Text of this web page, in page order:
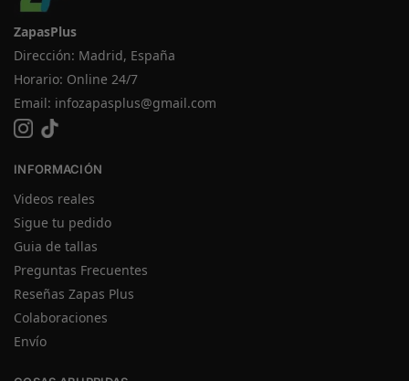
ZapasPlus
Dirección: Madrid, España
Horario: Online 24/7
Email: infozapasplus@gmail.com
INFORMACIÓN
Videos reales
Sigue tu pedido
Guia de tallas
Preguntas Frecuentes
Reseñas Zapas Plus
Colaboraciones
Envío